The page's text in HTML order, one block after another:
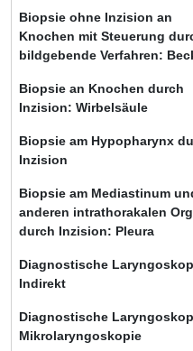
Biopsie ohne Inzision an
Knochen mit Steuerung
bildgebende Verfahren:
Biopsie an Knochen durch
Inzision: Wirbelsäule
Biopsie am Hypopharynx
Inzision
Biopsie am Mediastinum
anderen intrathorakalen
durch Inzision: Pleura
Diagnostische
Indirekt
Diagnostische
Mikrolaryngoskopie